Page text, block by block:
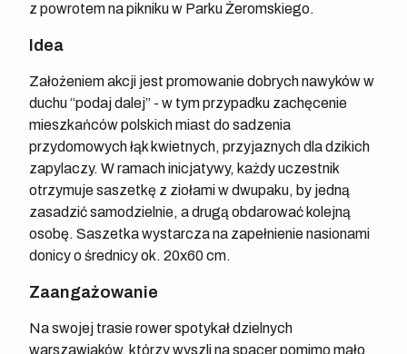
z powrotem na pikniku w Parku Żeromskiego.
Idea
Założeniem akcji jest promowanie dobrych nawyków w
duchu “podaj dalej” - w tym przypadku zachęcenie
mieszkańców polskich miast do sadzenia
przydomowych łąk kwietnych, przyjaznych dla dzikich
zapylaczy. W ramach inicjatywy, każdy uczestnik
otrzymuje saszetkę z ziołami w dwupaku, by jedną
zasadzić samodzielnie, a drugą obdarować kolejną
osobę. Saszetka wystarcza na zapełnienie nasionami
donicy o średnicy ok. 20x60 cm.
Zaangażowanie
Na swojej trasie rower spotykał dzielnych
warszawiaków, którzy wyszli na spacer pomimo mało